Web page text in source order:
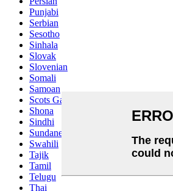
Punjabi
Serbian
Sesotho
Sinhala
Slovak
Slovenian
Somali
Samoan
Scots Gaelic
Shona
Sindhi
Sundanese
Swahili
Tajik
Tamil
Telugu
Thai